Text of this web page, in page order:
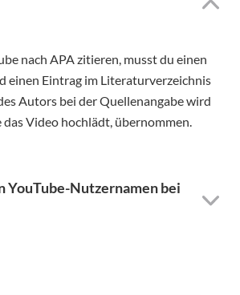
nach APA zitieren, musst du einen
einen Eintrag im Literaturverzeichnis
Autors bei der Quellenangabe wird
Video hochlädt, übernommen.
YouTube-Nutzernamen bei